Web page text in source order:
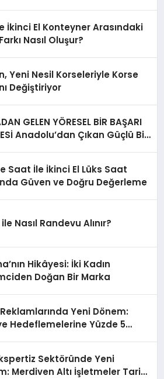
İkinci El Konteyner Arasındaki
Nasıl Oluşur?
Yeni Nesil Korseleriyle Korse
Değiştiriyor
GELEN YÖRESEL BİR BAŞARI
Anadolu’dan Çıkan Güçlü Bir
Saat İle İkinci El Lüks Saat
Güven ve Doğru Değerleme
ile Nasıl Randevu Alınır?
Hikâyesi: İki Kadın
Doğan Bir Marka
Yeni Dönem:
Hedeflemelerine Yüzde 5
Sektöründe Yeni
Merdiven Altı İşletmeler Tarih